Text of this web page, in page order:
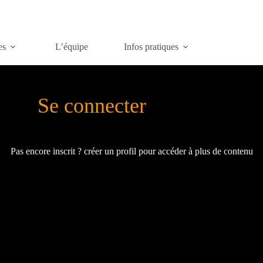
L’équipe Infos pratiques
Se connecter
Pas encore inscrit ? créer un profil pour accéder à plus de contenu